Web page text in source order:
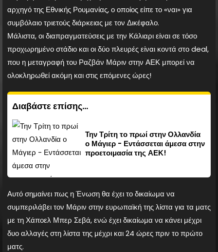
αρχηγό της Εθνικής Ρουμανίας, ο οποίος είπε το «ναι» για
συμβόλαιο τριετούς διάρκειας με τον Δικέφαλο.
Μάλιστα, οι διαπραγματεύσεις με την Κάλιαρι είναι σε τόσο
προχωρημένο στάδιο και οι δύο πλευρές είναι κοντά στο deal,
που η μεταγραφή του Ραζβάν Μάριν στην ΑΕΚ μπορεί να
ολοκληρωθεί ακόμη και στις επόμενες ώρες!
Διαβάστε επίσης...
Την Τρίτη το πρωί στην Ολλανδία
ο Μάγιερ - Εντάσσεται άμεσα στην
προετοιμασία της ΑΕΚ!
Αυτό σημαίνει πως η Ένωση θα έχει το δικαίωμα να
συμπεριλάβει τον Μάριν στην ευρωπαϊκή της λίστα για τα ματς
με τη Χάποελ Μπερ Σεβά, ενώ έχει δικαίωμα να κάνει μέχρι
δυο αλλαγές στη λίστα της μέχρι και 24 ώρες πριν το πρώτο
ματς.